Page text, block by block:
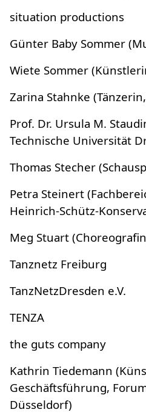
situation productions
Günter Baby Sommer
Wiete Sommer
Zarina Stahnke
Prof. Dr. Ursula M.
Technische Universität
Thomas Stecher
Petra Steinert
Heinrich-Schütz-
Meg Stuart
Tanznetz Freiburg
TanzNetzDresden e.V.
TENZA
the guts company
Kathrin Tiedemann
Geschäftsführung,
Düsseldorf)